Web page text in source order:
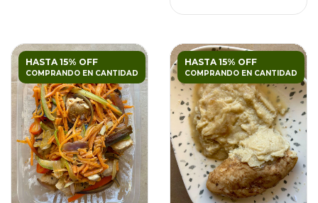
HASTA 15% OFF
COMPRANDO EN CANTIDAD
HASTA 15% OFF
COMPRANDO EN CANTIDAD